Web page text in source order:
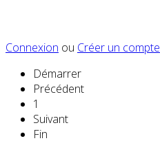
Connexion ou Créer un compte
Démarrer
Précédent
1
Suivant
Fin